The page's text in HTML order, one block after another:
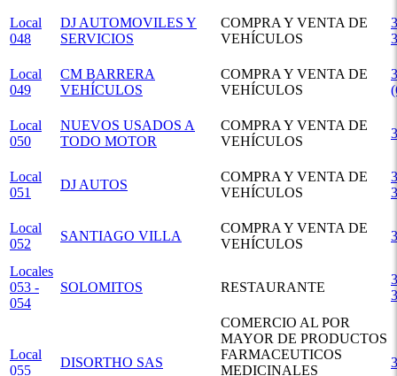
Local
048
DJ AUTOMOVILES Y
SERVICIOS
COMPRA Y VENTA DE
VEHÍCULOS
Local
049
CM BARRERA
VEHÍCULOS
COMPRA Y VENTA DE
VEHÍCULOS
Local
050
NUEVOS USADOS A
TODO MOTOR
COMPRA Y VENTA DE
VEHÍCULOS
Local
051
DJ AUTOS
COMPRA Y VENTA DE
VEHÍCULOS
Local
052
SANTIAGO VILLA
COMPRA Y VENTA DE
VEHÍCULOS
Locales
053 -
054
SOLOMITOS RESTAURANTE
Local
055
DISORTHO SAS
COMERCIO AL POR
MAYOR DE PRODUCTOS
FARMACEUTICOS
MEDICINALES